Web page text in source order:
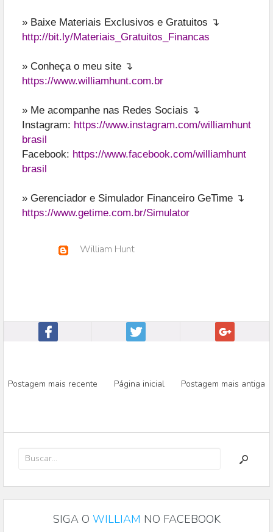
» Baixe Materiais Exclusivos e Gratuitos ↴
http://bit.ly/Materiais_Gratuitos_Financas
» Conheça o meu site ↴
https://www.williamhunt.com.br
» Me acompanhe nas Redes Sociais ↴
Instagram: https://www.instagram.com/williamhunt
brasil
Facebook: https://www.facebook.com/williamhunt
brasil
» Gerenciador e Simulador Financeiro GeTime ↴
https://www.getime.com.br/Simulator
William Hunt
Postagem mais recente Página inicial Postagem mais antiga
SIGA O WILLIAM NO FACEBOOK